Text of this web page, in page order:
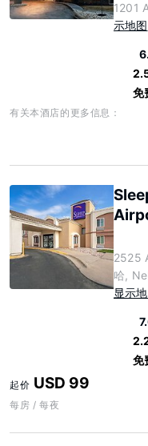
1201
示地图
免
有关本酒店的更多信息：
2525
哈,
显示
免
起价 USD 99
每房 / 每夜